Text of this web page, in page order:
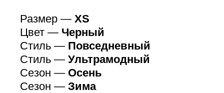
Размер — XS
Цвет — Черный
Стиль — Повседневный
Стиль — Ультрамодный
Сезон — Осень
Сезон — Зима